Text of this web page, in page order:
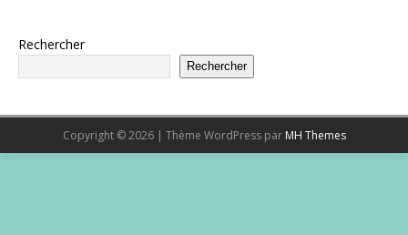
Rechercher
Rechercher
Copyright © 2026 | Thème WordPress par MH Themes